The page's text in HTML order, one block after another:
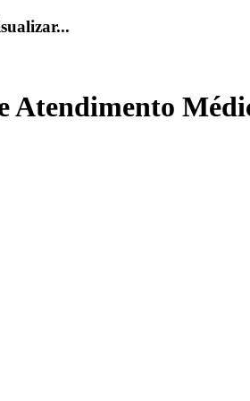
Atendimento